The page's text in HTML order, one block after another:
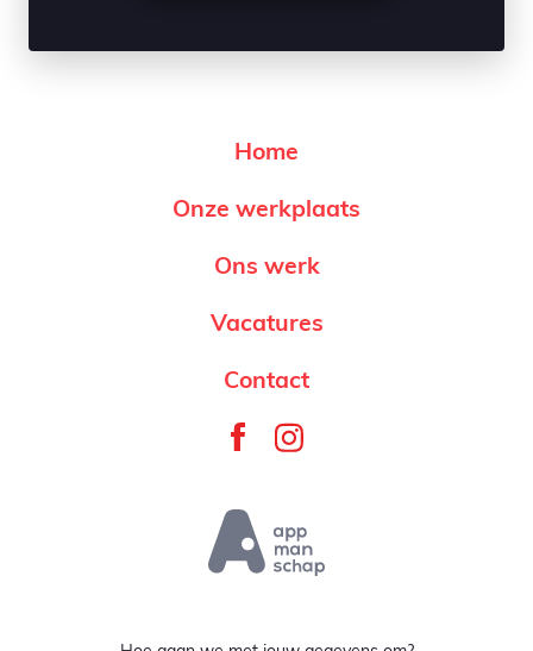
Home
Onze werkplaats
Ons werk
Vacatures
Contact